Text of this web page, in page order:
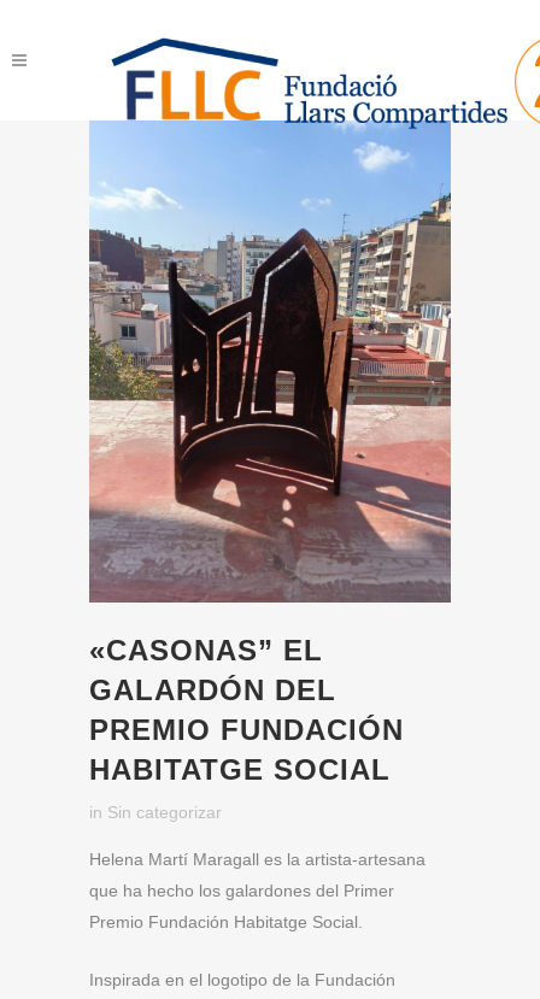
«CASONAS” EL
GALARDÓN DEL
PREMIO FUNDACIÓN
HABITATGE SOCIAL
in Sin categorizar
Helena Martí Maragall es la artista-artesana
que ha hecho los galardones del Primer
Premio Fundación Habitatge Social.
Inspirada en el logotipo de la Fundación